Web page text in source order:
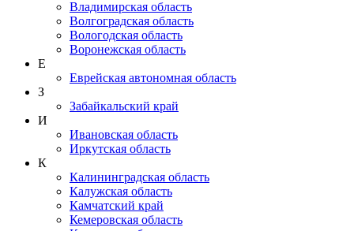
Владимирская область
Волгоградская область
Вологодская область
Воронежская область
Е
Еврейская автономная область
З
Забайкальский край
И
Ивановская область
Иркутская область
К
Калининградская область
Калужская область
Камчатский край
Кемеровская область